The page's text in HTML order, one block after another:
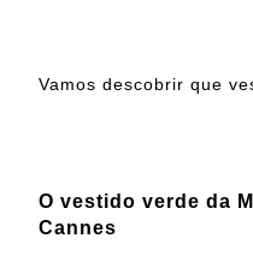
Vamos descobrir que
O vestido verde da
Cannes